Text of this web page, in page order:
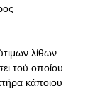
λίθων
τού οποίου
κάποιου